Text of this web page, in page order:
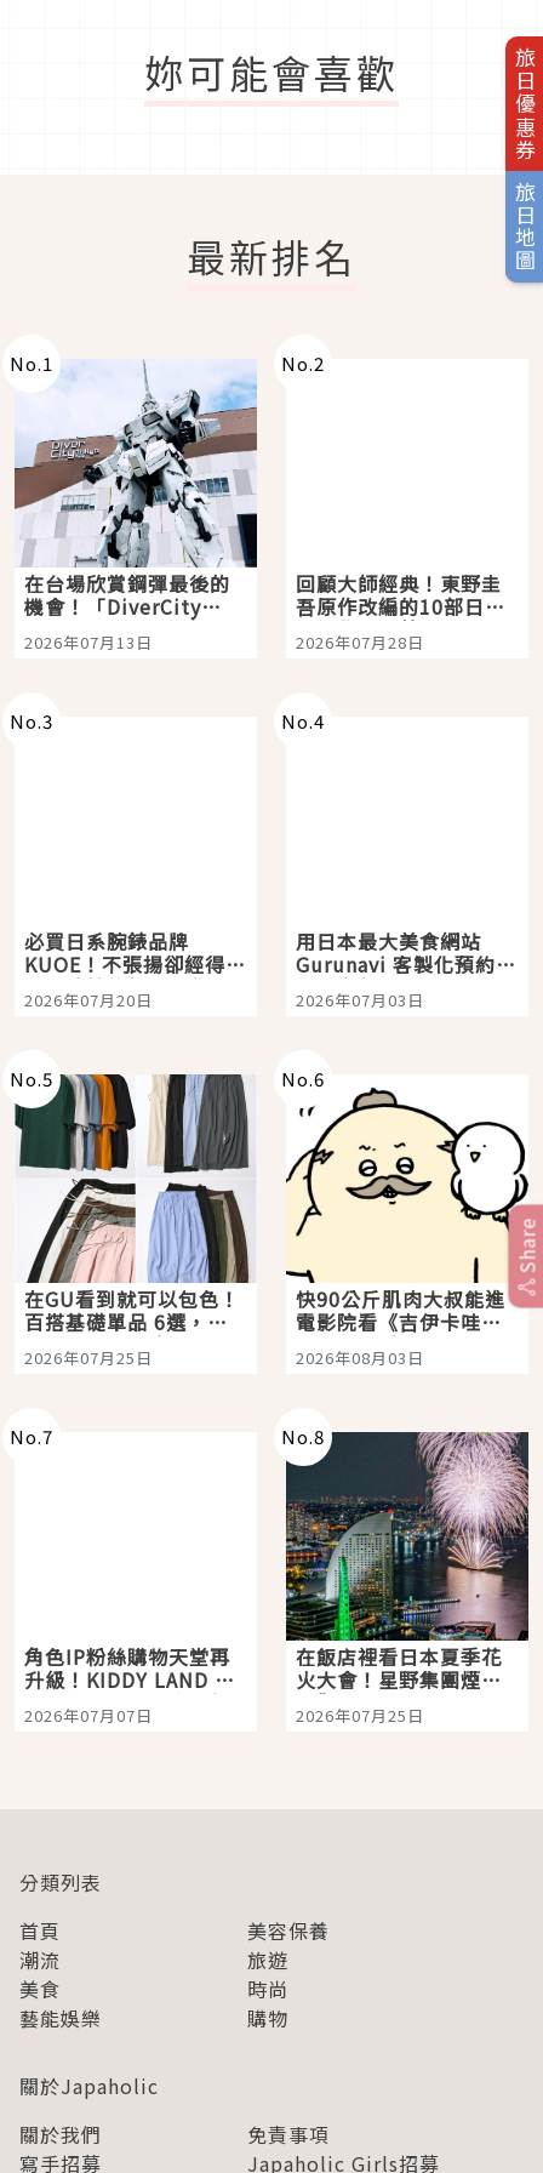
旅日優惠券
旅日地圖
妳可能會喜歡
最新排名
No.1
在台場欣賞鋼彈最後的
機會！「DiverCity
Tokyo Plaza」搭船、
購物、美食及夜景，一
2026年07月13日
No.2
回顧大師經典！東野圭
吾原作改編的10部日本
影視作品推薦
2026年07月28日
No.3
必買日系腕錶品牌
KUOE！不張揚卻經得起
時間洗鍊的經典之作五
選
2026年07月20日
No.4
用日本最大美食網站
Gurunavi 客製化預約九
大都市餐廳，打造專屬
美食體驗！
2026年07月03日
No.5
在GU看到就可以包色！
百搭基礎單品 6選，閉
眼全收也不心疼
2026年07月25日
No.6
快90公斤肌肉大叔能進
電影院看《吉伊卡哇》
嗎？日本重金屬樂團
「打首」會長與nagano
2026年08月03日
No.7
角色IP粉絲購物天堂再
升級！KIDDY LAND 原
宿店吉伊卡哇迎客，新
開幕 OMOKADO 店3分
2026年07月07日
No.8
在飯店裡看日本夏季花
火大會！星野集團煙火
景觀飯店6選，讓你不用
人擠人悠閒欣賞
2026年07月25日
Share
分類列表
首頁
美容保養
潮流
旅遊
美食
時尚
藝能娛樂
購物
關於Japaholic
關於我們
免責事項
寫手招募
Japaholic Girls招募